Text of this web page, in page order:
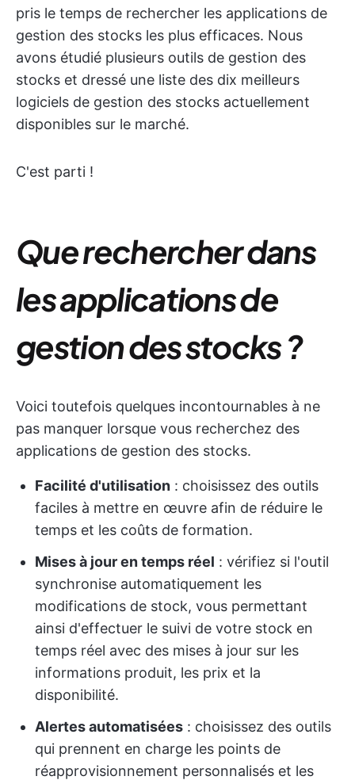
pris le temps de rechercher les applications de
gestion des stocks les plus efficaces. Nous
avons étudié plusieurs outils de gestion des
stocks et dressé une liste des dix meilleurs
logiciels de gestion des stocks actuellement
disponibles sur le marché.
C'est parti !
Que rechercher dans
les applications de
gestion des stocks ?
Voici toutefois quelques incontournables à ne
pas manquer lorsque vous recherchez des
applications de gestion des stocks.
Facilité d'utilisation : choisissez des outils
faciles à mettre en œuvre afin de réduire le
temps et les coûts de formation.
Mises à jour en temps réel : vérifiez si l'outil
synchronise automatiquement les
modifications de stock, vous permettant
ainsi d'effectuer le suivi de votre stock en
temps réel avec des mises à jour sur les
informations produit, les prix et la
disponibilité.
Alertes automatisées : choisissez des outils
qui prennent en charge les points de
réapprovisionnement personnalisés et les